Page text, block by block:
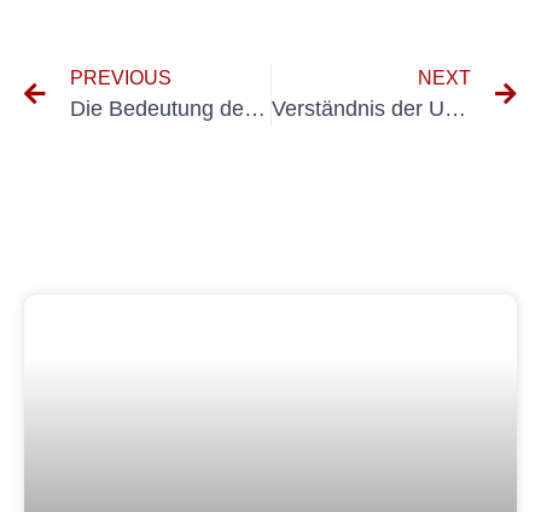
PREVIOUS
Die Bedeutung der Einhaltung ortsveränderlicher Betriebsmittelnormen des DIN VDE
NEXT
Verständnis der UVV-Vorschriften für elektrische Betriebsmittel in Deutschland